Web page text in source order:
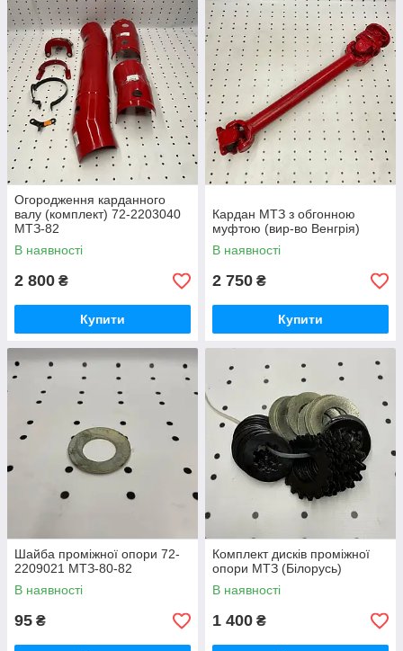
Огородження карданного
валу (комплект) 72-2203040
МТЗ-82
В наявності
2 800 ₴
Купити
Кардан МТЗ з обгонною
муфтою (вир-во Венгрія)
В наявності
2 750 ₴
Купити
Шайба проміжної опори 72-
2209021 МТЗ-80-82
В наявності
95 ₴
Комплект дисків проміжної
опори МТЗ (Білорусь)
В наявності
1 400 ₴